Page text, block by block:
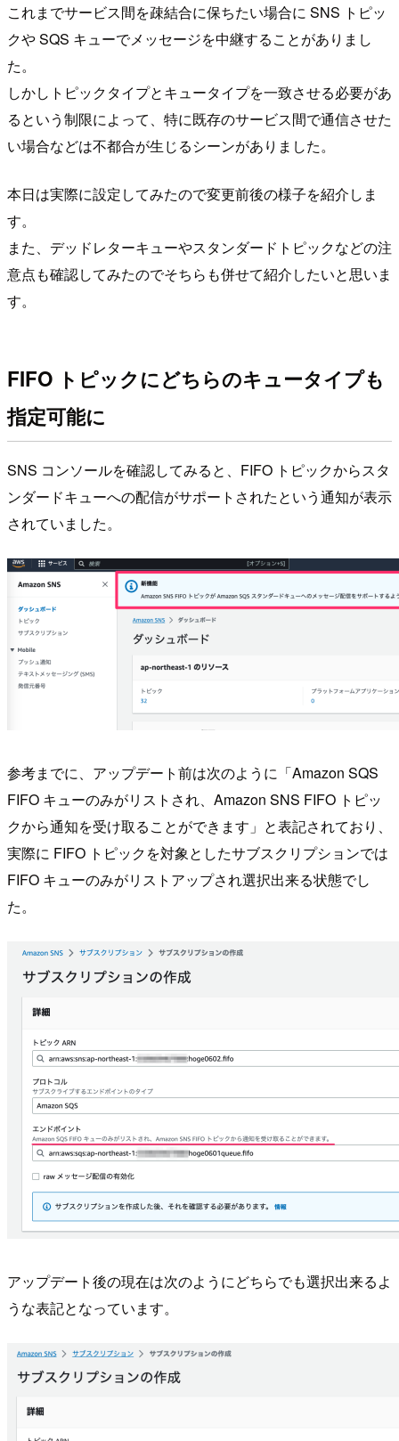
これまでサービス間を疎結合に保ちたい場合に SNS トピッ
クや SQS キューでメッセージを中継することがありまし
た。
しかしトピックタイプとキュータイプを一致させる必要があ
るという制限によって、特に既存のサービス間で通信させた
い場合などは不都合が生じるシーンがありました。
本日は実際に設定してみたので変更前後の様子を紹介しま
す。
また、デッドレターキューやスタンダードトピックなどの注
意点も確認してみたのでそちらも併せて紹介したいと思いま
す。
FIFO トピックにどちらのキュータイプも
指定可能に
SNS コンソールを確認してみると、FIFO トピックからスタ
ンダードキューへの配信がサポートされたという通知が表示
されていました。
参考までに、アップデート前は次のように「Amazon SQS
FIFO キューのみがリストされ、Amazon SNS FIFO トピッ
クから通知を受け取ることができます」と表記されており、
実際に FIFO トピックを対象としたサブスクリプションでは
FIFO キューのみがリストアップされ選択出来る状態でし
た。
アップデート後の現在は次のようにどちらでも選択出来るよ
うな表記となっています。